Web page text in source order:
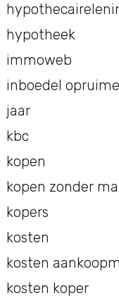
hypotheek
immoweb
inboedel
jaar
kbc
kopen
kopen zonder
kopers
kosten
kosten
kosten koper